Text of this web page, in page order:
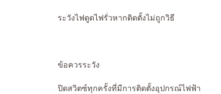
ระวังไฟดูดไฟรั่วหากติดตั้งไม่ถูกวิธี
ข้อควรระวัง
ปิดสวิตซ์ทุกครั้งที่มีการติดตั้งอุปกรณ์ไฟฟ้า